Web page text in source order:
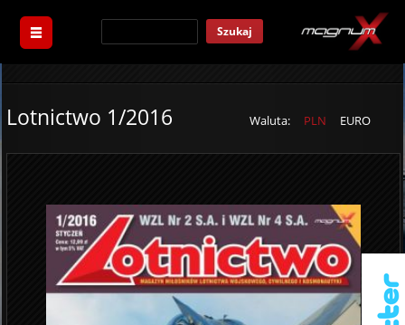
Szukaj
Waluta: PLN EURO
Lotnictwo 1/2016